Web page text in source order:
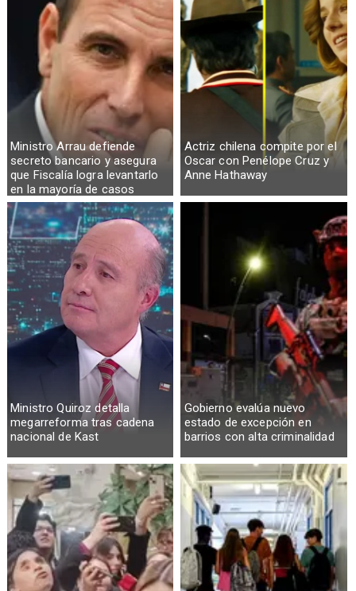
Ministro Arrau defiende
secreto bancario y asegura
que Fiscalía logra levantarlo
en la mayoría de casos
Actriz chilena compite por el
Oscar con Penélope Cruz y
Anne Hathaway
Ministro Quiroz detalla
megarreforma tras cadena
nacional de Kast
Gobierno evalúa nuevo
estado de excepción en
barrios con alta criminalidad